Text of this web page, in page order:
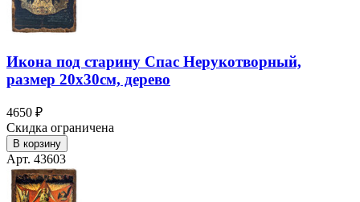
Икона под старину Спас Нерукотворный,
размер 20х30см, дерево
4650 ₽
Скидка ограничена
В корзину
Арт. 43603